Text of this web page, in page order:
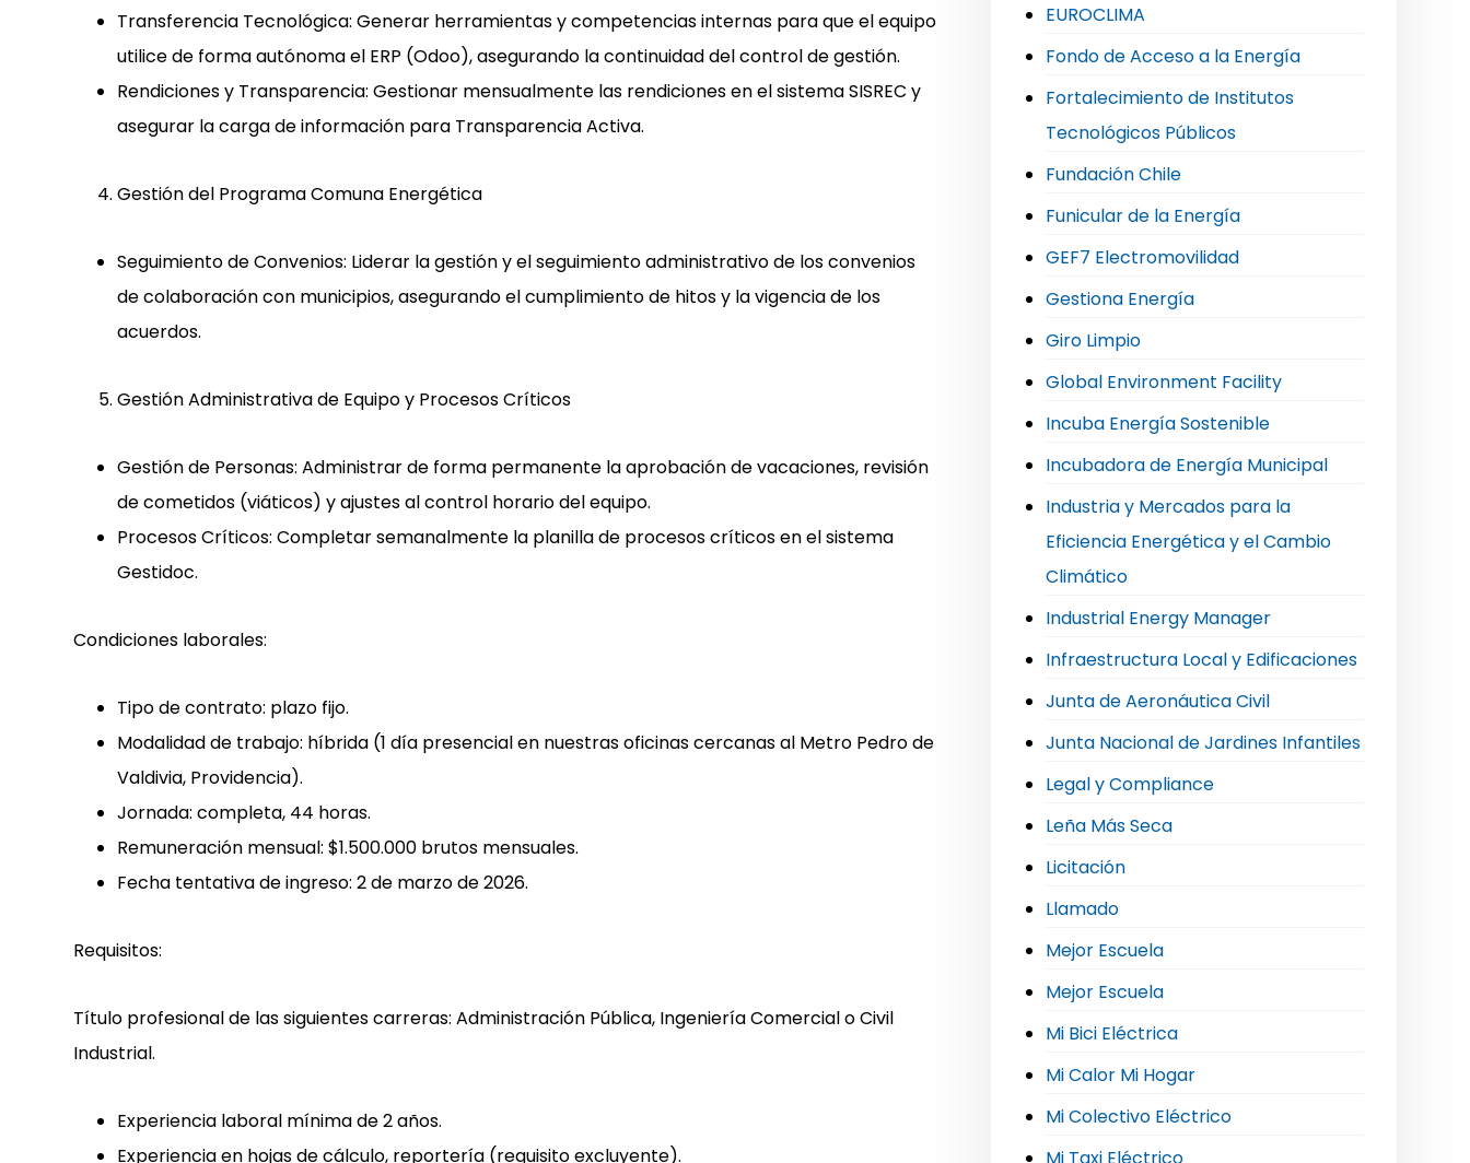
Transferencia Tecnológica: Generar herramientas y competencias internas para que el equipo
utilice de forma autónoma el ERP (Odoo), asegurando la continuidad del control de gestión.
Rendiciones y Transparencia: Gestionar mensualmente las rendiciones en el sistemaSISREC y
asegurar la carga de información para Transparencia Activa.
Gestión del Programa Comuna Energética
Seguimiento de Convenios: Liderar la gestión y el seguimiento administrativo de losconvenios
de colaboración con municipios, asegurando el cumplimiento de hitos y la vigencia de los
acuerdos.
Gestión Administrativa de Equipo y Procesos Críticos
Gestión de Personas: Administrar de forma permanente la aprobación de vacaciones, revisión
de cometidos (viáticos) y ajustes al control horario del equipo.
Procesos Críticos: Completar semanalmente la planilla de procesos críticos en el sistema
Gestidoc.
Condiciones laborales:
Tipo de contrato: plazo fijo.
Modalidad de trabajo: híbrida (1 día presencial en nuestras oficinas cercanas al Metro Pedro de
Valdivia, Providencia).
Jornada: completa, 44 horas.
Remuneración mensual: $1.500.000 brutos mensuales.
Fecha tentativa de ingreso: 2 de marzo de 2026.
Requisitos:
Título profesional de las siguientes carreras: Administración Pública, Ingeniería Comercial o Civil
Industrial.
Experiencia laboral mínima de 2 años.
Experiencia en hojas de cálculo, reportería (requisito excluyente).
EUROCLIMA
Fondo de Acceso a la Energía
Fortalecimiento de Institutos
Tecnológicos Públicos
Fundación Chile
Funicular de la Energía
GEF7 Electromovilidad
Gestiona Energía
Giro Limpio
Global Environment Facility
Incuba Energía Sostenible
Incubadora de Energía Municipal
Industria y Mercados para la
Eficiencia Energética y el Cambio
Climático
Industrial Energy Manager
Infraestructura Local y Edificaciones
Junta de Aeronáutica Civil
Junta Nacional de Jardines Infantiles
Legal y Compliance
Leña Más Seca
Licitación
Llamado
Mejor Escuela
Mejor Escuela
Mi Bici Eléctrica
Mi Calor Mi Hogar
Mi Colectivo Eléctrico